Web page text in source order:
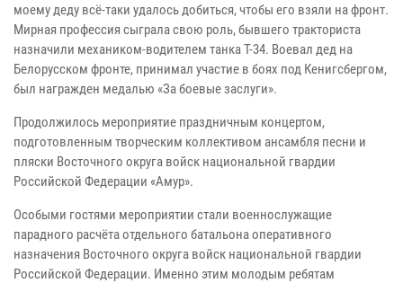
моему деду всё-таки удалось добиться, чтобы его взяли на фронт.
Мирная профессия сыграла свою роль, бывшего тракториста
назначили механиком-водителем танка Т-34. Воевал дед на
Белорусском фронте, принимал участие в боях под Кенигсбергом,
был награжден медалью «За боевые заслуги».
Продолжилось мероприятие праздничным концертом,
подготовленным творческим коллективом ансамбля песни и
пляски Восточного округа войск национальной гвардии
Российской Федерации «Амур».
Особыми гостями мероприятии стали военнослужащие
парадного расчёта отдельного батальона оперативного
назначения Восточного округа войск национальной гвардии
Российской Федерации. Именно этим молодым ребятам